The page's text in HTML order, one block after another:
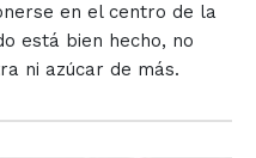
en el centro de la
está bien hecho, no
ni azúcar de más.